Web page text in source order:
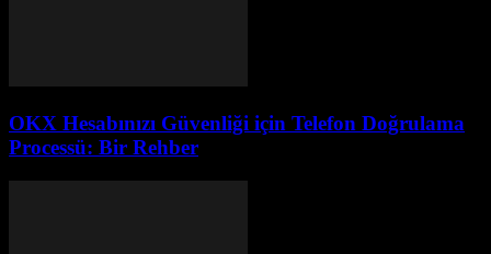
OKX Hesabınızı Güvenliği için Telefon Doğrulama
Processü: Bir Rehber